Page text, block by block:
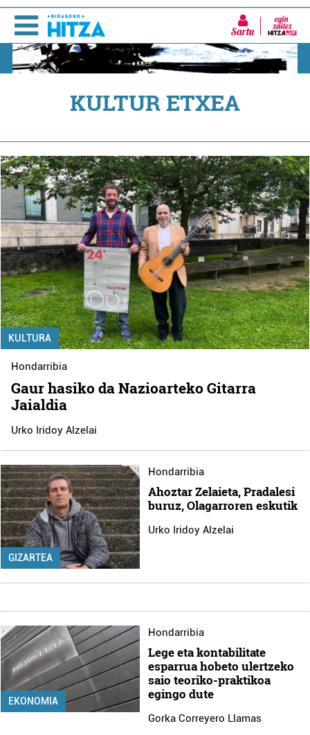
Sartu
KULTUR ETXEA
KULTURA
Hondarribia
Gaur hasiko da Nazioarteko Gitarra
Jaialdia
Urko Iridoy Alzelai
GIZARTEA
Hondarribia
Ahoztar Zelaieta, Pradalesi
buruz, Olagarroren eskutik
Urko Iridoy Alzelai
EKONOMIA
Hondarribia
Lege eta kontabilitate
esparrua hobeto ulertzeko
saio teoriko-praktikoa
egingo dute
Gorka Correyero Llamas